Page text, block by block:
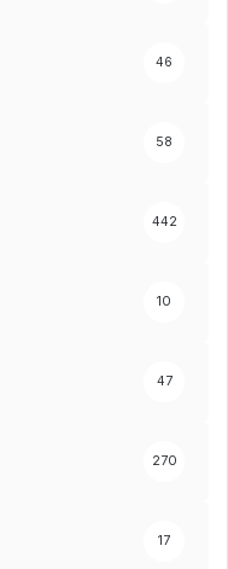
46
58
442
10
47
270
17